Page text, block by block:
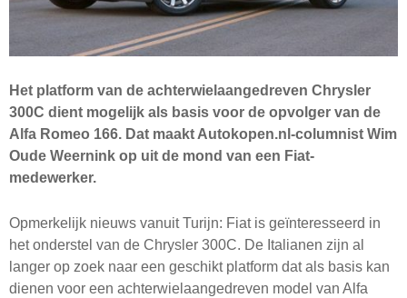
Het platform van de achterwielaangedreven Chrysler
300C dient mogelijk als basis voor de opvolger van de
Alfa Romeo 166. Dat maakt Autokopen.nl-columnist Wim
Oude Weernink op uit de mond van een Fiat-
medewerker.
Opmerkelijk nieuws vanuit Turijn: Fiat is geïnteresseerd in
het onderstel van de Chrysler 300C. De Italianen zijn al
langer op zoek naar een geschikt platform dat als basis kan
dienen voor een achterwielaangedreven model van Alfa